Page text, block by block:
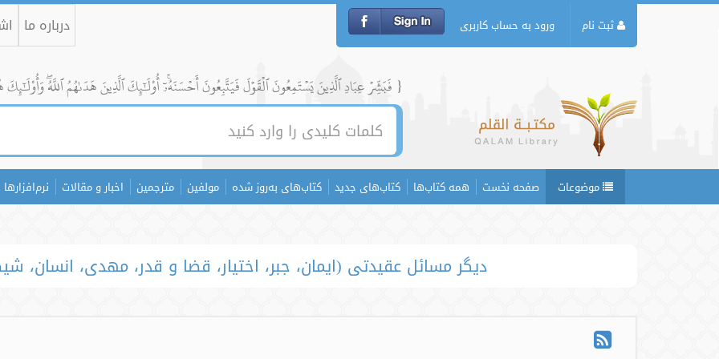
ثبت نام ورود به حساب کاربری درباره ما
{ فَبَشِّرۡ عِبَادِ ٱلَّذِينَ يَسۡتَمِعُونَ ٱلۡقَوۡلَ فَيَتَّبِعُونَ أَحۡسَنَهُۥٓۚ أُوْلَٰٓئِكَ ٱلَّذِينَ هَدَىٰهُمُ ٱللَّهُۖ وَأُوْلَٰٓئِكَ
موضوعات صفحه نخست همه کتاب‌ها کتاب‌های جدید کتاب‌های به‌روز شده مولفین مترجمین اخبار و مقالات نرم‌افزارها
دیگر مسائل عقیدتی (ایمان، جبر، اختیار، قضا و قدر، مهدی، انسان،